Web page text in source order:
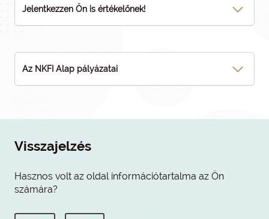
Jelentkezzen Ön is értékelőnek!
Az NKFI Alap pályázatai
Visszajelzés
Hasznos volt az oldal információtartalma az Ön
számára?